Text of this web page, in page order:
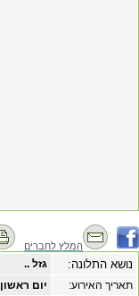
המלץ לחברים
גזל .. נושא התלונה:
‏יום ראשון ‏28 ‏פברואר ‏2010
תאריך האירוע: